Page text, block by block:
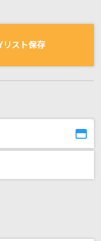
一覧
リスト保存